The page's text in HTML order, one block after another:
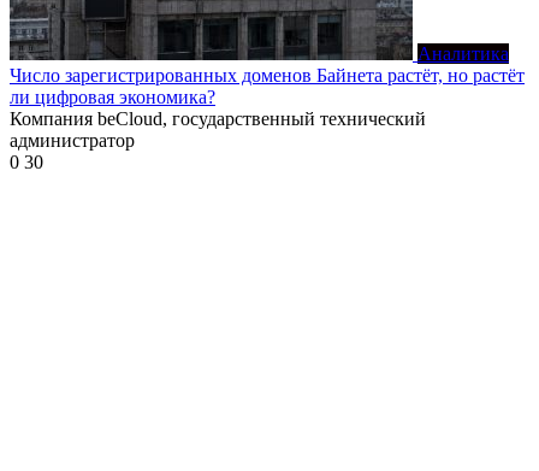
Аналитика
Число зарегистрированных доменов Байнета растёт, но растёт
ли цифровая экономика?
Компания beCloud, государственный технический
администратор
0 30